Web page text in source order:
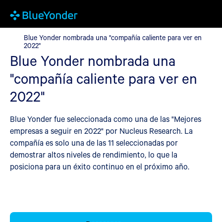
Blue Yonder nombrada una "compañía caliente para ver en
Blue Yonder nombrada una "compañía caliente para ver en
2022"
Blue Yonder nombrada una
"compañía caliente para ver en
2022"
Blue Yonder fue seleccionada como una de las "Mejores
empresas a seguir en 2022" por Nucleus Research. La
compañía es solo una de las 11 seleccionadas por
demostrar altos niveles de rendimiento, lo que la
posiciona para un éxito continuo en el próximo año.